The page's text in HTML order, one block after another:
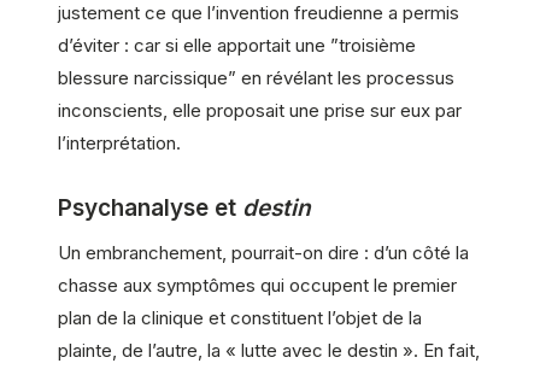
justement ce que l’invention freudienne a permis
d’éviter : car si elle apportait une ”troisième
blessure narcissique” en révélant les processus
inconscients, elle proposait une prise sur eux par
l’interprétation.
Psychanalyse et destin
Un embranchement, pourrait-on dire : d’un côté la
chasse aux symptômes qui occupent le premier
plan de la clinique et constituent l’objet de la
plainte, de l’autre, la « lutte avec le destin ». En fait,